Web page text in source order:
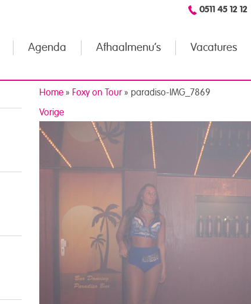
0511 45 12 12
Agenda Afhaalmenu’s Vacatures
Home » Foxy on Tour » paradiso-IMG_7869
Vorige